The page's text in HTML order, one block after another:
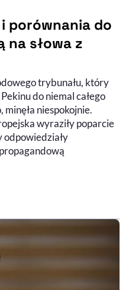
porównania do
na słowa z
trybunału, który
do niemal całego
niespokojnie.
wyraziły poparcie
odpowiedziały